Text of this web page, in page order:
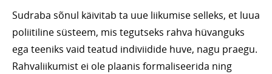
Sudraba sõnul käivitab ta uue liikumise selleks, et luua
poliitiline süsteem, mis tegutseks rahva hüvanguks
ega teeniks vaid teatud indiviidide huve, nagu praegu.
Rahvaliikumist ei ole plaanis formaliseerida ning